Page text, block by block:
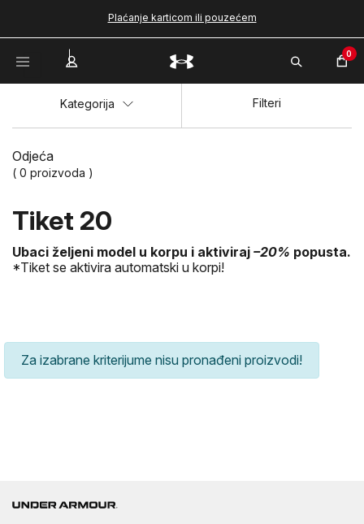
Plaćanje karticom ili pouzećem
0
Odjeća
( 0 proizvoda )
Kategorija Filteri
Tiket 20
Ubaci željeni model u korpu i aktiviraj –20% popusta.
*Tiket se aktivira automatski u korpi!
Za izabrane kriterijume nisu pronađeni proizvodi!